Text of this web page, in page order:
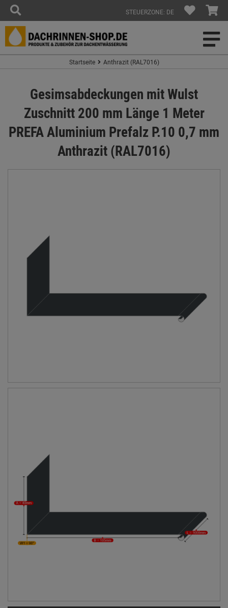
STEUERZONE: DE
Startseite Anthrazit (RAL7016)
Gesimsabdeckungen mit Wulst
Zuschnitt 200 mm Länge 1 Meter
PREFA Aluminium Prefalz P.10 0,7 mm
Anthrazit (RAL7016)